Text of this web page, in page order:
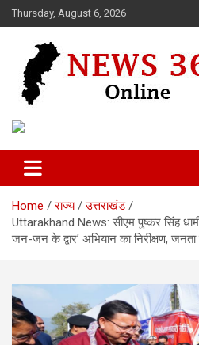
Skip
to
Thursday, August 6, 2026
News 36
Home राज्य
उत्तराखंड
Uttarakhand News: सीएम पुष्कर सिंह
जन-जन के द्वार’ अभियान का निरीक्षण,